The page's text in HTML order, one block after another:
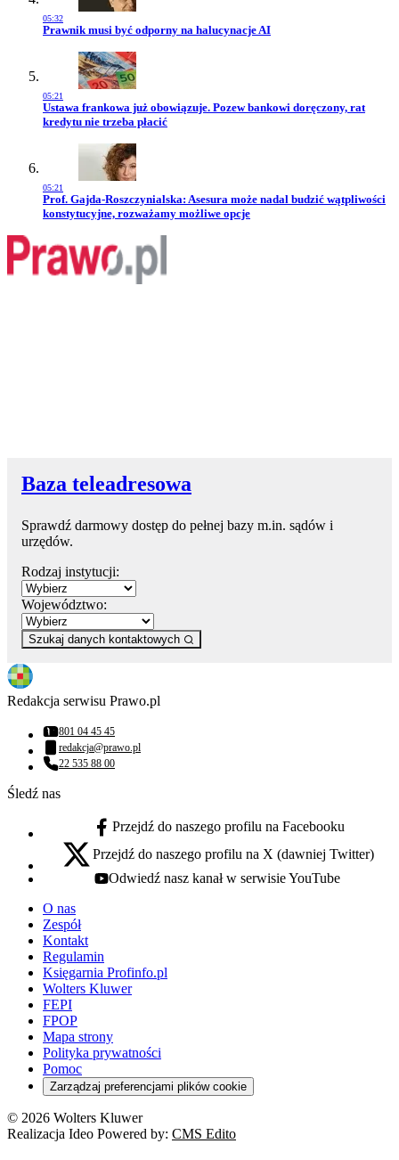
05:32
Przejdź do artykułu:
Prawnik musi być odporny na halucynacje AI
05:21
Przejdź do artykułu:
Ustawa frankowa już obowiązuje. Pozew bankowi doręczony, rat
kredytu nie trzeba płacić
05:21
Przejdź do artykułu:
Prof. Gajda-Roszczynialska: Asesura może nadal budzić wątpliwości
konstytucyjne, rozważamy możliwe opcje
Baza teleadresowa
Sprawdź darmowy dostęp do pełnej bazy m.in. sądów i
urzędów.
Rodzaj instytucji:
Województwo:
Szukaj danych kontaktowych
Redakcja serwisu Prawo.pl
Numer telefonu:
801 04 45 45
Adres email:
redakcja@prawo.pl
Numer telefonu:
22 535 88 00
Śledź nas
facebook - otwiera się w nowej karcie
Przejdź do naszego profilu na Facebooku
x - otwiera się w nowej karcie
Przejdź do naszego profilu na X (dawniej Twitter)
youtube - otwiera się w nowej karcie
Odwiedź nasz kanał w serwisie YouTube
O nas
Zespół
Kontakt
Regulamin
Księgarnia Profinfo.pl
Wolters Kluwer
FEPI
FPOP
Mapa strony
Polityka prywatności
Pomoc
Zarządzaj preferencjami plików cookie
© 2026 Wolters Kluwer
Realizacja Ideo Powered by: CMS Edito